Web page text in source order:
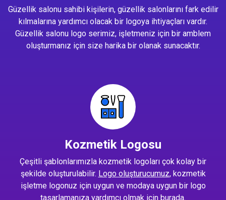
Güzellik salonu sahibi kişilerin, güzellik salonlarını fark edilir
kılmalarına yardımcı olacak bir logoya ihtiyaçları vardır.
Güzellik salonu logo serimiz, işletmeniz için bir amblem
oluşturmanız için size harika bir olanak sunacaktır.
Kozmetik Logosu
Çeşitli şablonlarımızla kozmetik logoları çok kolay bir
şekilde oluşturulabilir. Logo oluşturucumuz, kozmetik
işletme logonuz için uygun ve modaya uygun bir logo
tasarlamanıza yardımcı olmak için burada.